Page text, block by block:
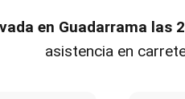
en Guadarrama las
asistencia en